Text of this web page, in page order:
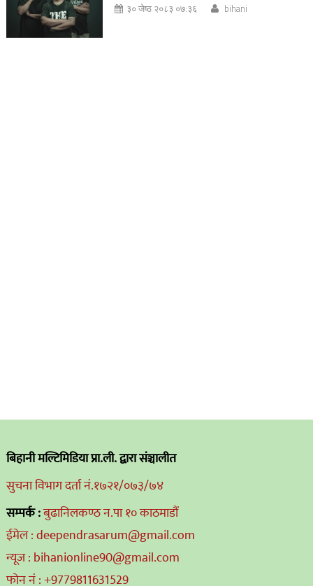
३० जेष्ठ २०८३ ०७:३६ bihani
बिहानी मल्टिमिडिया प्रा.ली. द्वारा संञ्चालीत
सुचना विभाग दर्ता नं.१७२१/०७३/७४
सम्पर्क :बुढानिलकण्ठ न.पा १० काठमाडौं
ईमेल : deependrasarum@gmail.com
न्यूज : bihanionline90@gmail.com
फोन नं : +9779811631529